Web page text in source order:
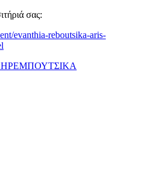
σας:
evanthia-reboutsika-aris-
ΡΕΜΠΟΥΤΣΙΚΑ